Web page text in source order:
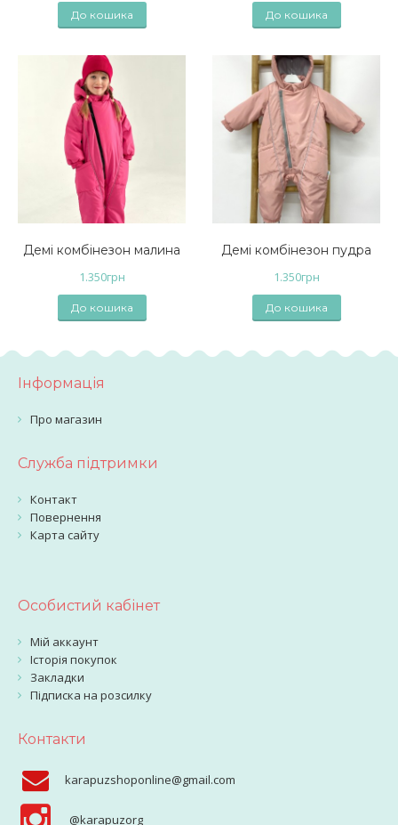
До кошика До кошика
Демі комбінезон малина
1.350грн
До кошика
Демі комбінезон пудра
1.350грн
До кошика
Інформація
Про магазин
Служба підтримки
Контакт
Повернення
Карта сайту
Особистий кабінет
Мій аккаунт
Історія покупок
Закладки
Підписка на розсилку
Контакти
karapuzshoponline@gmail.com
@karapuzorg